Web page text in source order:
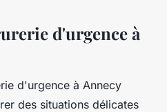
d'urgence à
d'urgence à Annecy
des situations délicates